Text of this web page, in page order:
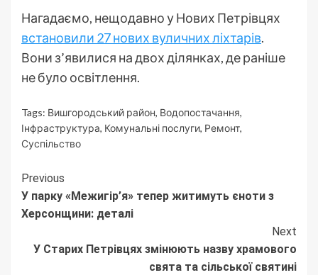
Нагадаємо, нещодавно у Нових Петрівцях
встановили 27 нових вуличних ліхтарів.
Вони з’явилися на двох ділянках, де раніше
не було освітлення.
Tags: Вишгородський район, Водопостачання,
Інфраструктура, Комунальні послуги, Ремонт,
Суспільство
Continue
Reading
Previous
У парку «Межигір’я» тепер житимуть єноти з
Херсонщини: деталі
Next
У Старих Петрівцях змінюють назву храмового
свята та сільської святині